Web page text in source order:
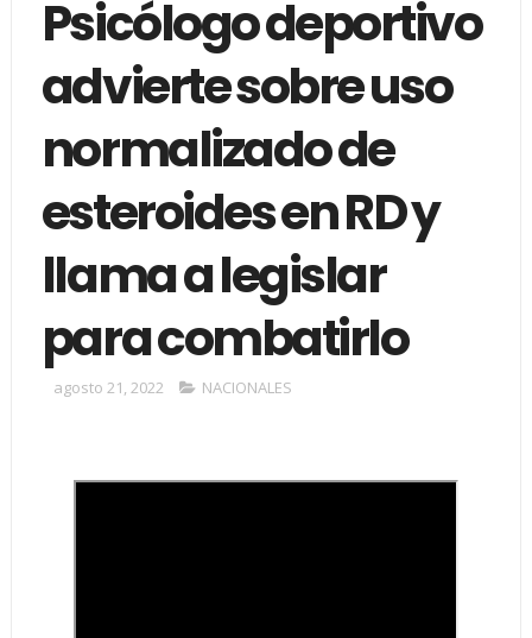
Psicólogo deportivo
advierte sobre uso
normalizado de
esteroides en RD y
llama a legislar
para combatirlo
agosto 21, 2022 NACIONALES